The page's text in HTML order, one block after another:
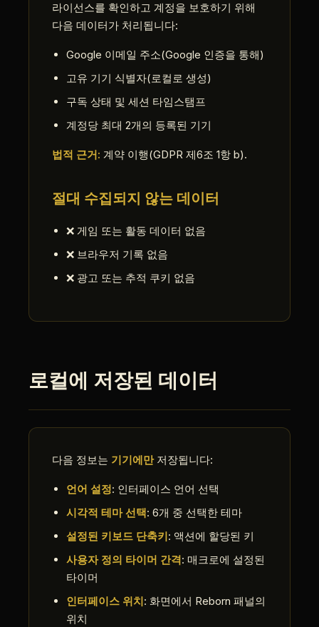
라이선스를 확인하고 계정을 보호하기 위해
다음 데이터가 처리됩니다:
Google 이메일 주소(Google 인증을 통해)
고유 기기 식별자(로컬로 생성)
구독 상태 및 세션 타임스탬프
계정당 최대 2개의 등록된 기기
법적 근거: 계약 이행(GDPR 제6조 1항 b).
절대 수집되지 않는 데이터
❌ 게임 또는 활동 데이터 없음
❌ 브라우저 기록 없음
❌ 광고 또는 추적 쿠키 없음
로컬에 저장된 데이터
다음 정보는 기기에만저장됩니다:
언어 설정: 인터페이스 언어 선택
시각적 테마 선택: 6개 중 선택한 테마
설정된 키보드 단축키: 액션에 할당된 키
사용자 정의 타이머 간격: 매크로에 설정된
타이머
인터페이스 위치: 화면에서 Reborn 패널의
위치